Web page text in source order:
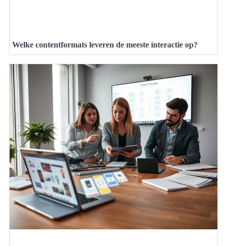
Welke contentformats leveren de meeste interactie op?